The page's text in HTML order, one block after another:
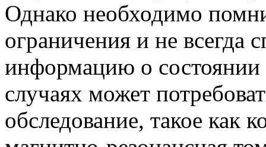
Однако необходимо
ограничения и не всегда
информацию о состоянии
случаях может
обследование, такое как